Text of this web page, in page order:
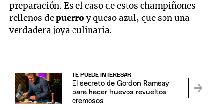
preparación. Es el caso de estos champiñones
rellenos depuerroy queso azul, que son una
verdadera joya culinaria.
TE PUEDE INTERESAR
El secreto de Gordon Ramsay
para hacer huevos revueltos
cremosos